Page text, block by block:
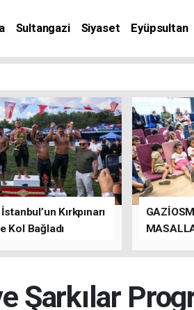
Sultangazi Siyaset Eyüpsultan
Kırkpınarı
Kol Bağladı
Şarkılar